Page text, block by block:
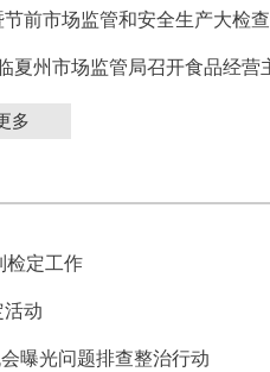
前市场监管和安全生产大检查
多
检定工作
活动
曝光问题排查整治行动